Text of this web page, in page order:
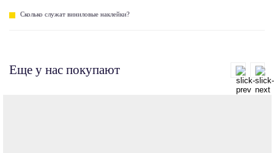
Сколько служат виниловые наклейки?
Еще у нас покупают